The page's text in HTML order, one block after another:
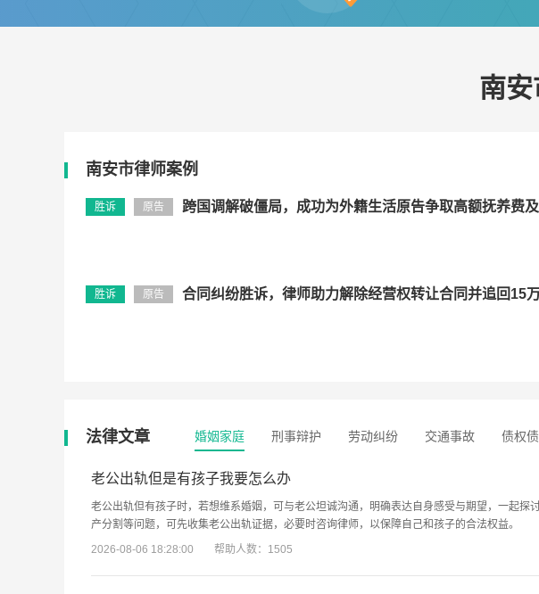
南
南安市律师案例
胜诉 原告 跨国调解破僵局，成功为外籍生活原告争取高额抚养费
胜诉 原告 合同纠纷胜诉，律师助力解除经营权转让合同并追回15
法律文章 婚姻家庭 刑事辩护 劳动纠纷 交通事故 债权
老公出轨但是有孩子我要怎么办
老公出轨但有孩子时，若想维系婚姻，可与老公坦诚沟通，明确表达自身感受与期望，一起探
产分割等问题，可先收集老公出轨证据，必要时咨询律师，以保障自己和孩子的合法权益。
2026-08-06 18:28:00
帮助人数：1505